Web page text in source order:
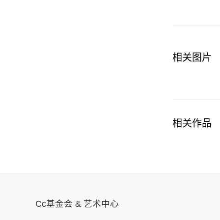
相关图片
相关作品
Cc基金会 & 艺术中心